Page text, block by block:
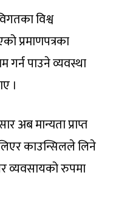
विश्व
प्रमाणपत्रका
गर्न पाउने व्यवस्था
।
मान्यता प्राप्त
लिएर काउन्सिलले लिने
व्यवसायको रुपमा